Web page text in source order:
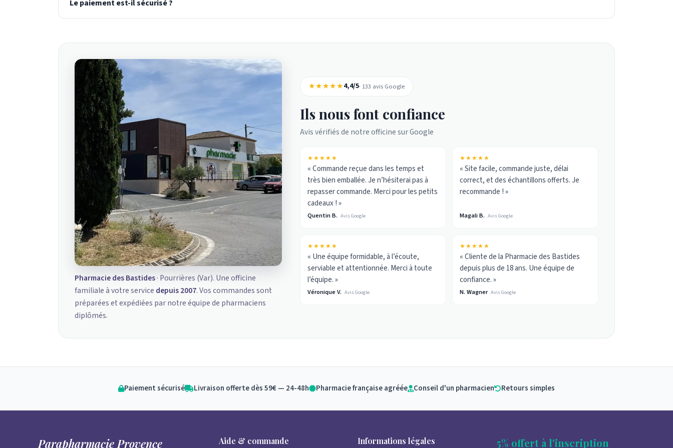
Le paiement est-il sécurisé ?
Pharmacie des Bastides· Pourrières (Var). Une officine
familiale à votre service depuis 2007. Vos commandes sont
préparées et expédiées par notre équipe de pharmaciens
diplômés.
★★★★★4,4/5· 133 avis Google
Ils nous font confiance
Avis vérifiés de notre officine sur Google
★★★★★
« Commande reçue dans les temps et
très bien emballée. Je n’hésiterai pas à
repasser commande. Merci pour les petits
cadeaux ! »
Quentin B. Avis Google
★★★★★
« Site facile, commande juste, délai
correct, et des échantillons offerts. Je
recommande ! »
Magali B. Avis Google
★★★★★
« Une équipe formidable, à l’écoute,
serviable et attentionnée. Merci à toute
l’équipe. »
Véronique V. Avis Google
★★★★★
« Cliente de la Pharmacie des Bastides
depuis plus de 18 ans. Une équipe de
confiance. »
N. Wagner Avis Google
Paiement sécurisé Livraison offerte dès 59€ — 24-48h Pharmacie française agréée Conseil d'un pharmacien Retours simples
Parapharmacie Provence Aide & commande Informations légales 5% offert à l'inscription